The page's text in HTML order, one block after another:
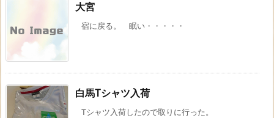
大宮
宿に戻る。 眠い・・・・・
白馬Tシャツ入荷
Tシャツ入荷したので取りに行った。